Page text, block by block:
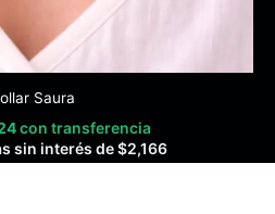
Saura
con transferencia
sin interés de$2,166